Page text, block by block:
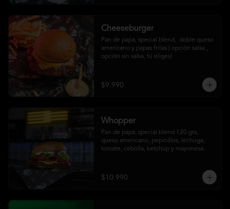
Cheeseburger
Pan de papa, special blend,  doble queso
americano y papas fritas ( opción salsa ,
opción sin salsa, tú eliges)
$9.990
Whopper
Pan de papa, special blend 120 grs,
queso americano, pepinillos, lechuga,
tomate, cebolla, ketchup y mayonesa.
$10.990